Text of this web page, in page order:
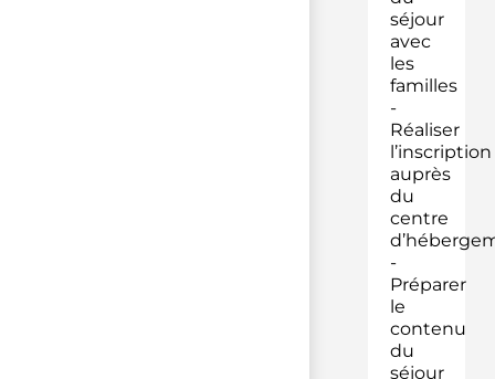
séjour
avec
les
familles
-
Réaliser
l’inscription
auprès
du
centre
-
Préparer
le
contenu
du
séjour